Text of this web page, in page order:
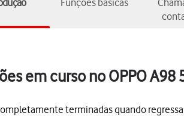
Funções básicas
em curso no OPPO A98
terminadas quando